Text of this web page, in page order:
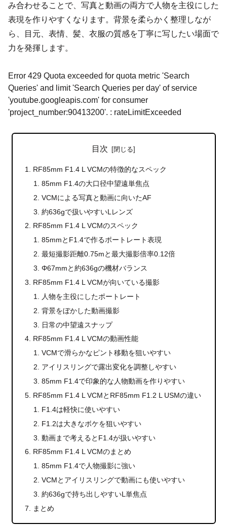
み合わせることで、写真と動画の両方で人物を主役にした
表現を作りやすくなります。背景を柔らかく整理しなが
ら、目元、表情、髪、衣服の質感を丁寧に写したい場面で
力を発揮します。
Error 429 Quota exceeded for quota metric 'Search
Queries' and limit 'Search Queries per day' of service
'youtube.googleapis.com' for consumer
'project_number:90413200'. : rateLimitExceeded
目次
RF85mm F1.4 L VCMの特徴的なスペック
85mm F1.4の大口径中望遠単焦点
VCMによる写真と動画に向いたAF
約636gで扱いやすいLレンズ
RF85mm F1.4 L VCMのスペック
85mmとF1.4で作るポートレート表現
最短撮影距離0.75mと最大撮影倍率0.12倍
Φ67mmと約636gの機材バランス
RF85mm F1.4 L VCMが向いている撮影
人物を主役にしたポートレート
背景をぼかした動画撮影
日常の中望遠スナップ
RF85mm F1.4 L VCMの動画性能
VCMで滑らかなピント移動を狙いやすい
アイリスリングで露出変化を調整しやすい
85mm F1.4で印象的な人物動画を作りやすい
RF85mm F1.4 L VCMとRF85mm F1.2 L USMの違い
F1.4は軽快に使いやすい
F1.2は大きなボケを狙いやすい
動画まで考えるとF1.4が扱いやすい
RF85mm F1.4 L VCMのまとめ
85mm F1.4で人物撮影に強い
VCMとアイリスリングで動画にも使いやすい
約636gで持ち出しやすいL単焦点
まとめ